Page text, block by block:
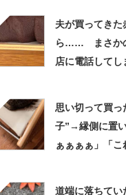
夫が買ってき
ら…… まさか
店に電話してし
思い切って買っ
子”→縁側に置
ぁぁぁぁ」「
道端に落ちてい